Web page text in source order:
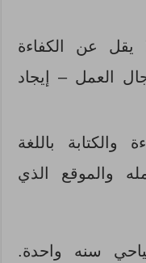
يقل عن الكفاءة
العمل – إيجاد
باللغة
والموقع الذي
سنه واحدة.